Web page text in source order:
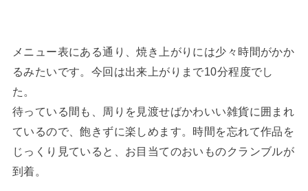
メニュー表にある通り、焼き上がりには少々時間がかか
るみたいです。今回は出来上がりまで10分程度でし
た。
待っている間も、周りを見渡せばかわいい雑貨に囲まれ
ているので、飽きずに楽しめます。時間を忘れて作品を
じっくり見ていると、お目当てのおいものクランブルが
到着。